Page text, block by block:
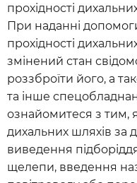
прохідності
При наданні
прохідності
змінений стан
роззброїти його, а
та інше
ознайомитеся з тим,
дихальних шляхів за
виведення
щелепи, введення